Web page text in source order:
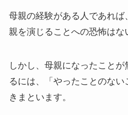
母親の経験がある人であれば
親を演じることへの恐怖はな
しかし、母親になったこと
るには、「やったことのな
きまといます。